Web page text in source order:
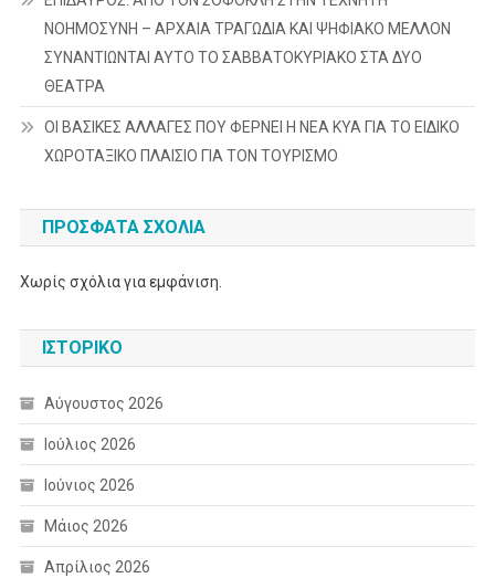
ΝΟΗΜΟΣΥΝΗ – ΑΡΧΑΙΑ ΤΡΑΓΩΔΙΑ ΚΑΙ ΨΗΦΙΑΚΟ ΜΕΛΛΟΝ
ΣΥΝΑΝΤΙΩΝΤΑΙ ΑΥΤΟ ΤΟ ΣΑΒΒΑΤΟΚΥΡΙΑΚΟ ΣΤΑ ΔΥΟ
ΘΕΑΤΡΑ
ΟΙ ΒΑΣΙΚΕΣ ΑΛΛΑΓΕΣ ΠΟΥ ΦΕΡΝΕΙ Η ΝΕΑ ΚΥΑ ΓΙΑ ΤΟ ΕΙΔΙΚΟ
ΧΩΡΟΤΑΞΙΚΟ ΠΛΑΙΣΙΟ ΓΙΑ ΤΟΝ ΤΟΥΡΙΣΜΟ
ΠΡΌΣΦΑΤΑ ΣΧΌΛΙΑ
Χωρίς σχόλια για εμφάνιση.
ΙΣΤΟΡΙΚΌ
Αύγουστος 2026
Ιούλιος 2026
Ιούνιος 2026
Μάιος 2026
Απρίλιος 2026